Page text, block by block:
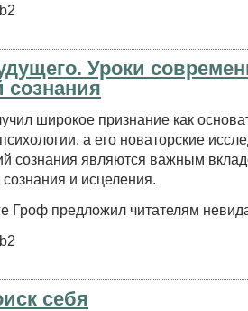
Уроки
сознания
широкое признание как
а его новаторские
сознания являются важным
и исцеления.
Гроф предложил читателям
себя